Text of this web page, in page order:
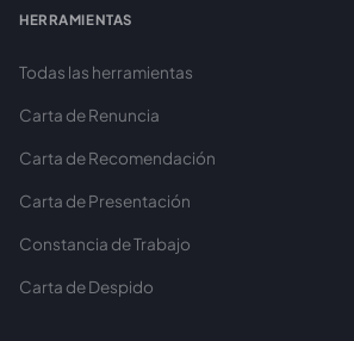
HERRAMIENTAS
Todas las herramientas
Carta de Renuncia
Carta de Recomendación
Carta de Presentación
Constancia de Trabajo
Carta de Despido